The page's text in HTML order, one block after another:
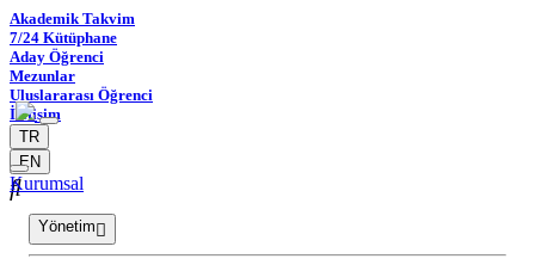
Akademik Takvim
7/24 Kütüphane
Aday Öğrenci
Mezunlar
Uluslararası Öğrenci
İletişim
TR
EN
Kurumsal
Yönetim